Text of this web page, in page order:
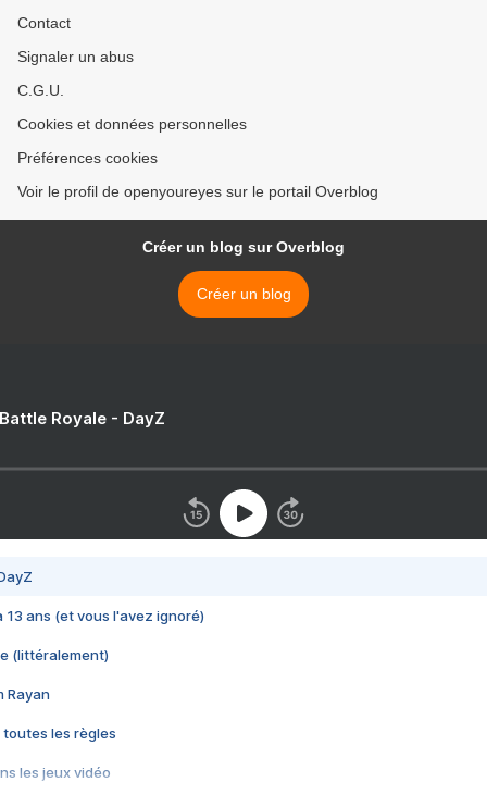
Contact
Signaler un abus
C.G.U.
Cookies et données personnelles
Préférences cookies
Voir le profil de openyoureyes sur le portail Overblog
Créer un blog sur Overblog
Créer un blog
Royale - DayZ
13 ans (et vous l'avez ignoré)
(littéralement)
Rayan
toutes les règles
les jeux vidéo